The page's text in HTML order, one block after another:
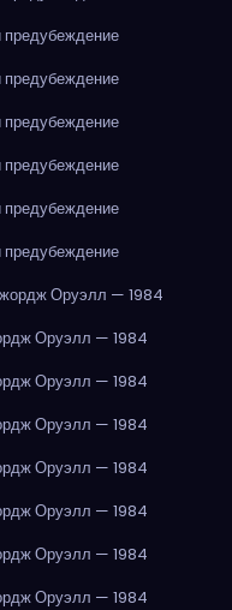
Оруэлл — 1984
Оруэлл — 1984
Оруэлл — 1984
Оруэлл — 1984
Оруэлл — 1984
Оруэлл — 1984
Оруэлл — 1984
Оруэлл — 1984